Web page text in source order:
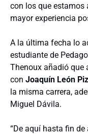
con los que estamos
mayor experiencia
A la última fecha lo
estudiante de
Thenoux añadió que
con Joaquín León
la misma carrera,
Miguel Dávila.
“De aquí hasta fin